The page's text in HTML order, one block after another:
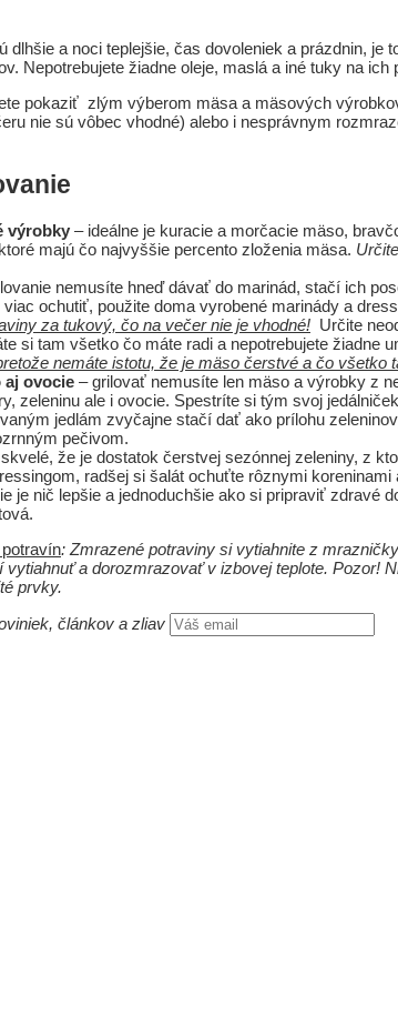
dlhšie a noci teplejšie, čas dovoleniek a prázdnin,
Nepotrebujete žiadne oleje, maslá a iné tuky na
pokaziť zlým výberom mäsa a mäsových
nie sú vôbec vhodné) alebo i nesprávnym
výrobky – ideálne je kuracie a morčacie mäso,
majú čo najvyššie percento zloženia mäsa.
nemusíte hneď dávať do marinád, stačí ich
ochutiť, použite doma vyrobené marinády a
za tukový, čo na večer nie je vhodné! Určite
si tam všetko čo máte radi a nepotrebujete žiadne
nemáte istotu, že je mäso čerstvé a čo všetko
aj ovocie – grilovať nemusíte len mäso a výrobky z
zeleninu ale i ovocie. Spestríte si tým svoj
jedlám zvyčajne stačí dať ako prílohu
pečivom.
že je dostatok čerstvej sezónnej zeleniny, z
radšej si šalát ochuťte rôznymi
je nič lepšie a jednoduchšie ako si pripraviť zdravé
: Zmrazené potraviny si vytiahnite z
a dorozmrazovať v izbovej teplote. Pozor!
prvky.
článkov a zliav